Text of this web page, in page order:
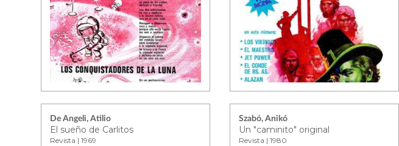
De Angeli, Atilio
El sueño de Carlitos
Revista | 1969
Szabó, Anikó
Un "caminito" original
Revista | 1980